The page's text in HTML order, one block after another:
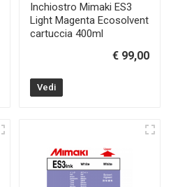
Inchiostro Mimaki ES3
Light Magenta Ecosolvent
cartuccia 400ml
€ 99,00
Vedi